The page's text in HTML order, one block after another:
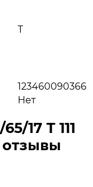
T
123460090366
Нет
17 T 111
отзывы